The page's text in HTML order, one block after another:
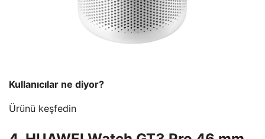
Kullanıcılar ne diyor?
Ürünü keşfedin